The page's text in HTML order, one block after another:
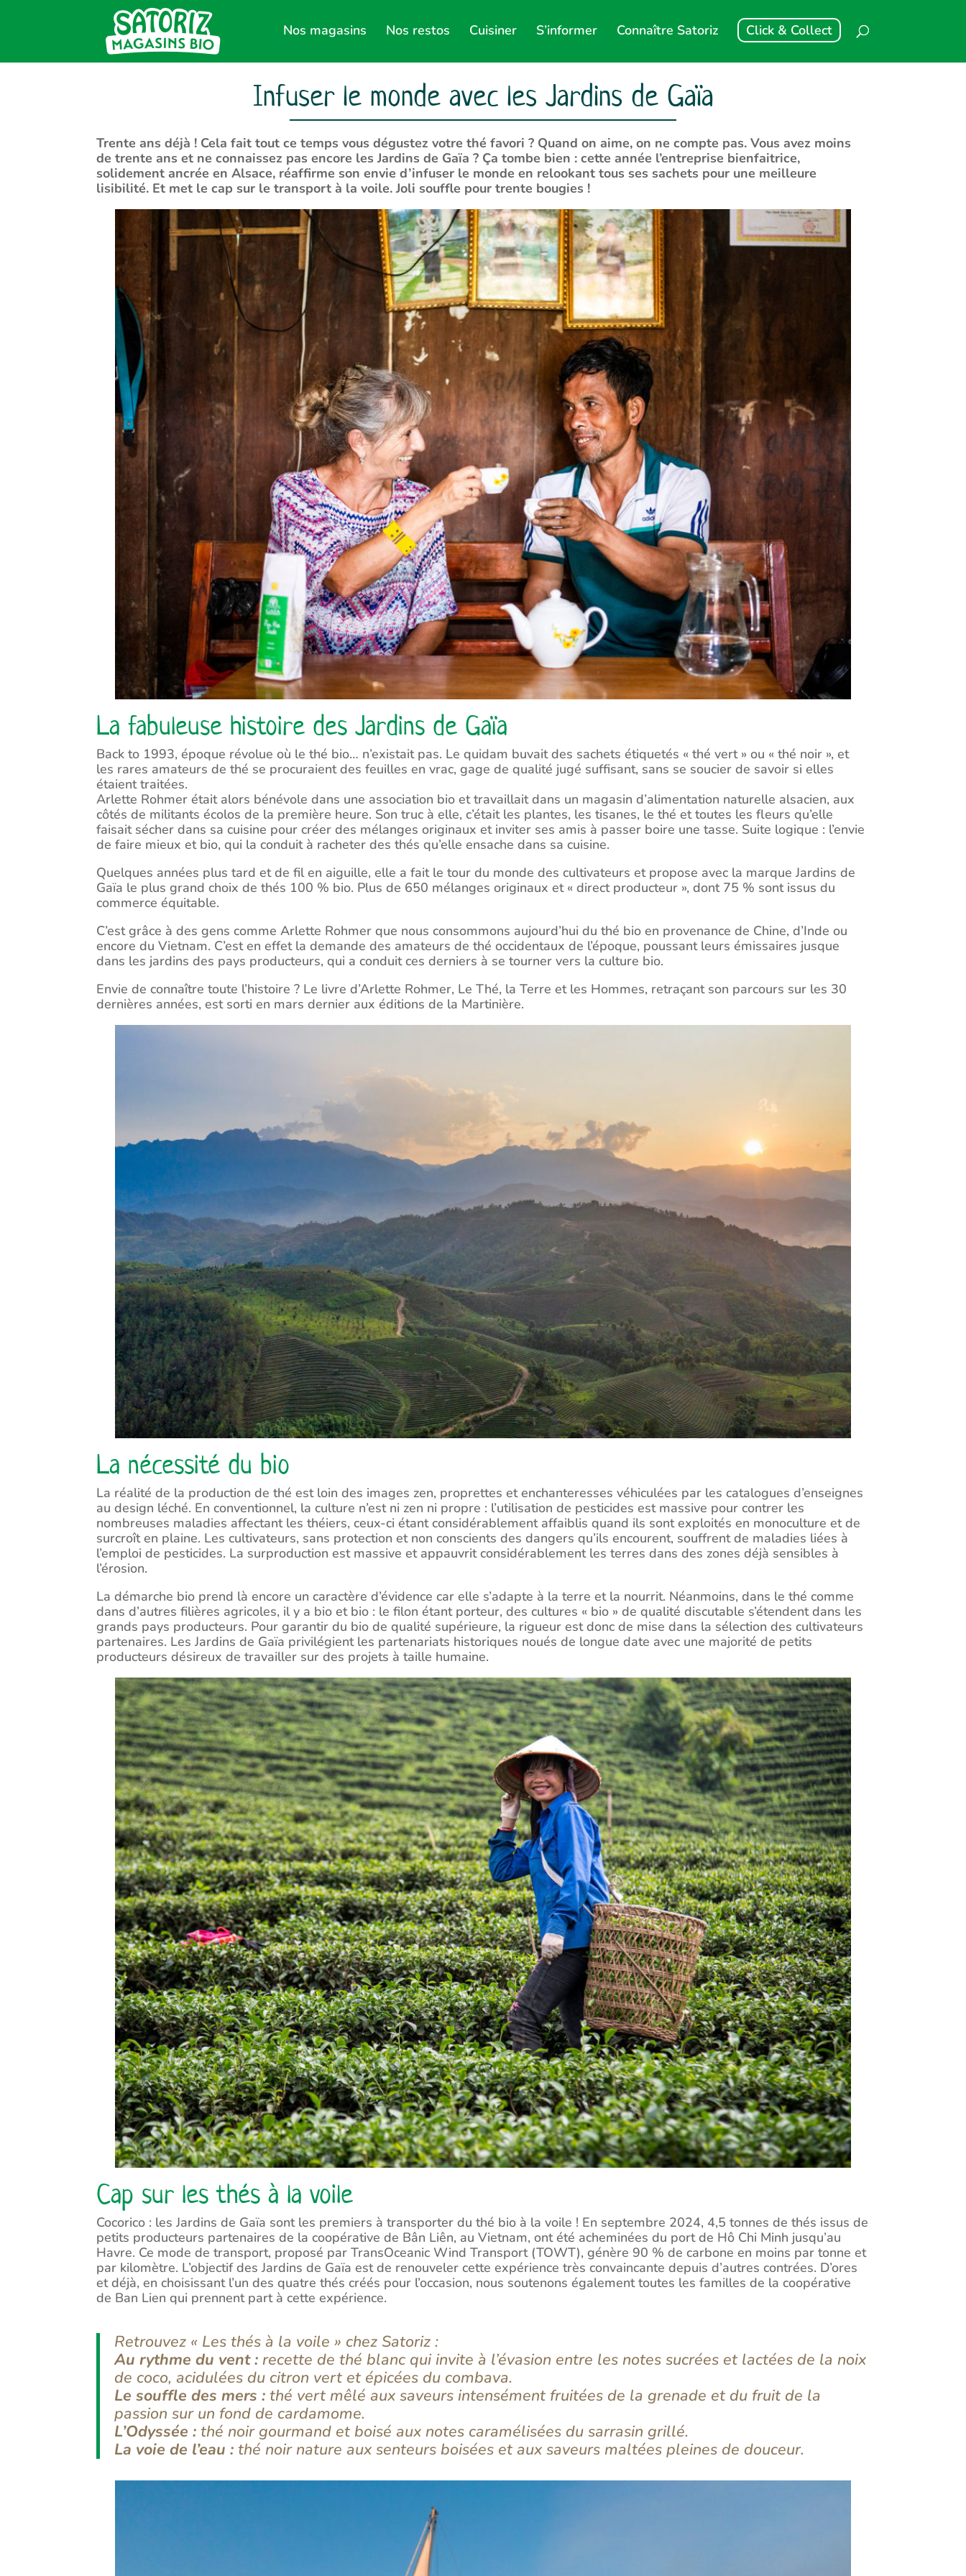
Nos magasins Nos restos Cuisiner S’informer Connaître Satoriz Click & Collect
Infuser le monde avec les Jardins de Gaïa
Trente ans déjà ! Cela fait tout ce temps vous dégustez votre thé favori ? Quand on aime, on ne compte pas. Vous avez moins
de trente ans et ne connaissez pas encore les Jardins de Gaïa ? Ça tombe bien : cette année l’entreprise bienfaitrice,
solidement ancrée en Alsace, réaffirme son envie d’infuser le monde en relookant tous ses sachets pour une meilleure
lisibilité. Et met le cap sur le transport à la voile. Joli souffle pour trente bougies !
La fabuleuse histoire des Jardins de Gaïa
Back to 1993, époque révolue où le thé bio… n’existait pas. Le quidam buvait des sachets étiquetés « thé vert » ou « thé noir », et
les rares amateurs de thé se procuraient des feuilles en vrac, gage de qualité jugé suffisant, sans se soucier de savoir si elles
étaient traitées.
Arlette Rohmer était alors bénévole dans une association bio et travaillait dans un magasin d’alimentation naturelle alsacien, aux
côtés de militants écolos de la première heure. Son truc à elle, c’était les plantes, les tisanes, le thé et toutes les fleurs qu’elle
faisait sécher dans sa cuisine pour créer des mélanges originaux et inviter ses amis à passer boire une tasse. Suite logique : l’envie
de faire mieux et bio, qui la conduit à racheter des thés qu’elle ensache dans sa cuisine.
Quelques années plus tard et de fil en aiguille, elle a fait le tour du monde des cultivateurs et propose avec la marque Jardins de
Gaïa le plus grand choix de thés 100 % bio. Plus de 650 mélanges originaux et « direct producteur », dont 75 % sont issus du
commerce équitable.
C’est grâce à des gens comme Arlette Rohmer que nous consommons aujourd’hui du thé bio en provenance de Chine, d’Inde ou
encore du Vietnam. C’est en effet la demande des amateurs de thé occidentaux de l’époque, poussant leurs émissaires jusque
dans les jardins des pays producteurs, qui a conduit ces derniers à se tourner vers la culture bio.
Envie de connaître toute l’histoire ? Le livre d’Arlette Rohmer, Le Thé, la Terre et les Hommes, retraçant son parcours sur les 30
dernières années, est sorti en mars dernier aux éditions de la Martinière.
La nécessité du bio
La réalité de la production de thé est loin des images zen, proprettes et enchanteresses véhiculées par les catalogues d’enseignes
au design léché. En conventionnel, la culture n’est ni zen ni propre : l’utilisation de pesticides est massive pour contrer les
nombreuses maladies affectant les théiers, ceux-ci étant considérablement affaiblis quand ils sont exploités en monoculture et de
surcroît en plaine. Les cultivateurs, sans protection et non conscients des dangers qu’ils encourent, souffrent de maladies liées à
l’emploi de pesticides. La surproduction est massive et appauvrit considérablement les terres dans des zones déjà sensibles à
l’érosion.
La démarche bio prend là encore un caractère d’évidence car elle s’adapte à la terre et la nourrit. Néanmoins, dans le thé comme
dans d’autres filières agricoles, il y a bio et bio : le filon étant porteur, des cultures « bio » de qualité discutable s’étendent dans les
grands pays producteurs. Pour garantir du bio de qualité supérieure, la rigueur est donc de mise dans la sélection des cultivateurs
partenaires. Les Jardins de Gaïa privilégient les partenariats historiques noués de longue date avec une majorité de petits
producteurs désireux de travailler sur des projets à taille humaine.
Cap sur les thés à la voile
Cocorico : les Jardins de Gaïa sont les premiers à transporter du thé bio à la voile ! En septembre 2024, 4,5 tonnes de thés issus de
petits producteurs partenaires de la coopérative de Bân Liên, au Vietnam, ont été acheminées du port de Hô Chi Minh jusqu’au
Havre. Ce mode de transport, proposé par TransOceanic Wind Transport (TOWT), génère 90 % de carbone en moins par tonne et
par kilomètre. L’objectif des Jardins de Gaïa est de renouveler cette expérience très convaincante depuis d’autres contrées. D’ores
et déjà, en choisissant l’un des quatre thés créés pour l’occasion, nous soutenons également toutes les familles de la coopérative
de Ban Lien qui prennent part à cette expérience.
Retrouvez « Les thés à la voile » chez Satoriz :
Au rythme du vent : recette de thé blanc qui invite à l’évasion entre les notes sucrées et lactées de la noix
de coco, acidulées du citron vert et épicées du combava.
Le souffle des mers : thé vert mêlé aux saveurs intensément fruitées de la grenade et du fruit de la
passion sur un fond de cardamome.
L’Odyssée : thé noir gourmand et boisé aux notes caramélisées du sarrasin grillé.
La voie de l’eau : thé noir nature aux senteurs boisées et aux saveurs maltées pleines de douceur.